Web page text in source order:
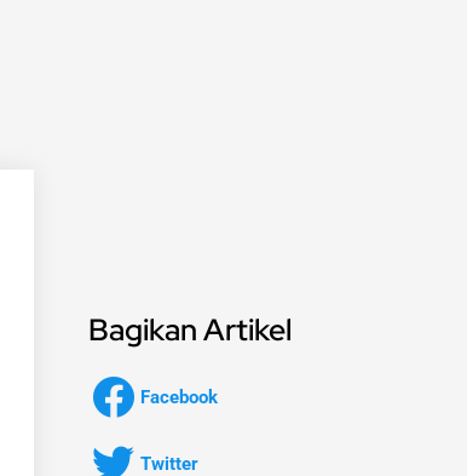
Bagikan Artikel
Facebook
Twitter